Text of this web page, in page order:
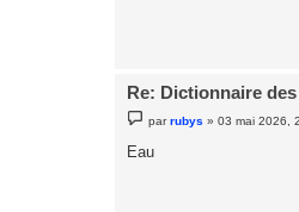
Re: Dictionnaire
e
s
parrubys »03 mai 2026,
Eau